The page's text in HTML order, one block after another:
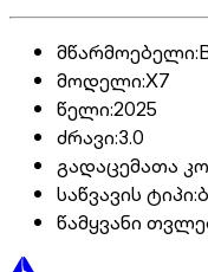
მწარმოებელი:
მოდელი:X7
წელი:2025
ძრავი:3.0
გადაცემათა
საწვავის ტიპი:
წამყვანი